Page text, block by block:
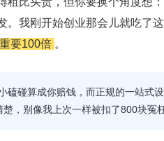
我刚开始创业那会儿就吃了
要100倍 。
磕碰算成你赔钱，而正规的一站式
，别像我上次一样被扣了800块冤枉